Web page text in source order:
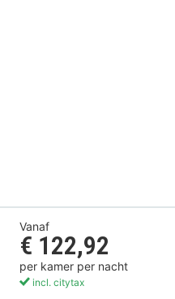
Vanaf
€ 122,92
per kamer per nacht
incl. citytax